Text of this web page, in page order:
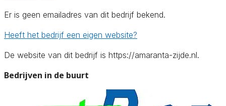
Er is geen emailadres van dit bedrijf bekend.
Heeft het bedrijf een eigen website?
De website van dit bedrijf is https://amaranta-zijde.nl.
Bedrijven in de buurt